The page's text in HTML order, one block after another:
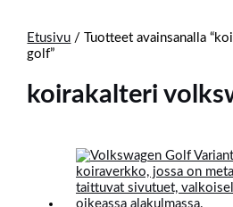
Etusivu / Tuotteet avainsanalla
golf”
koirakalteri